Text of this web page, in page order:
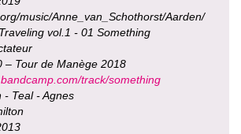
music/Anne_van_Schothorst/Aarden/
vol.1 - 01 Something
– Tour de Manège 2018
track/something
- Teal - Agnes